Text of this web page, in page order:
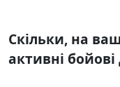
Скільки, на
активні бойові